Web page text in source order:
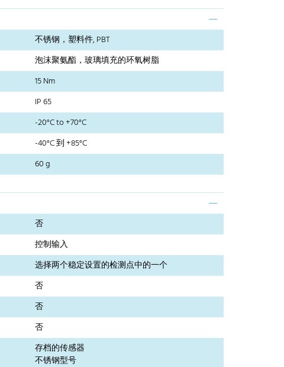
不锈钢，塑料件, PBT
泡沫聚氨酯，玻璃填充的环氧树脂
15 Nm
IP 65
-20°C to +70°C
-40°C 到 +85°C
60 g
否
控制输入
选择两个稳定设置的检测点中的一个
否
否
否
存档的传感器
不锈钢型号